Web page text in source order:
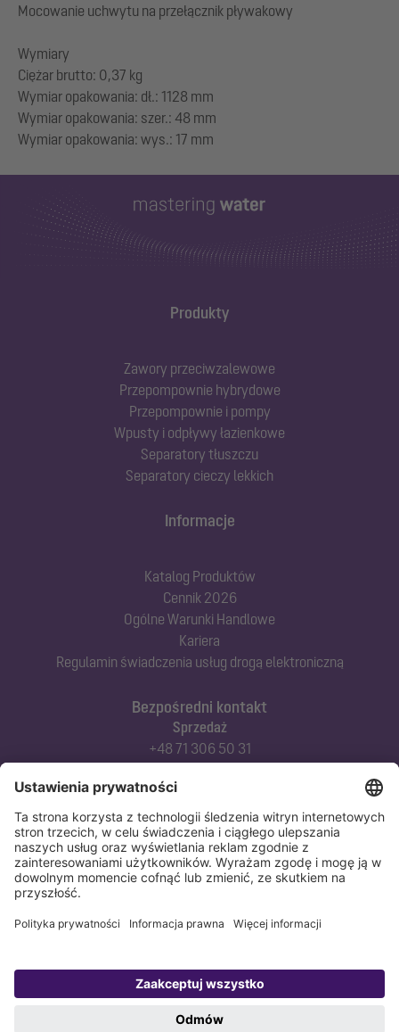
Mocowanie uchwytu na przełącznik pływakowy
Wymiary
Ciężar brutto: 0,37 kg
Wymiar opakowania: dł.: 1128 mm
Wymiar opakowania: szer.: 48 mm
Produkty
Zawory przeciwzalewowe
Przepompownie hybrydowe
Przepompownie i pompy
Wpusty i odpływy łazienkowe
Separatory tłuszczu
Separatory cieczy lekkich
Bezpośredni kontakt
Sprzedaż
+48 71 306 50 31
Doradztwo techniczne
Serwis techniczny
+48 71 306 50 51
Informacje
Katalog Produktów
Cennik 2026
Ogólne Warunki Handlowe
Kariera
Regulamin świadczenia usług drogą elektroniczną
Copyright 1998-2026 KESSEL Sp. z o.o., ul. Innowacyjna 2, Biskupice Podgórne,
Polityka prywatności Stopka redakcyjna